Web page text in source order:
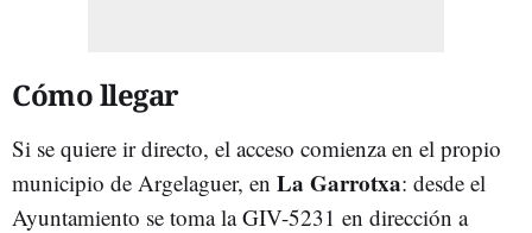
Cómo llegar
Si se quiere ir directo, el acceso comienza en el propio
municipio de Argelaguer, en La Garrotxa: desde el
Ayuntamiento se toma la GIV-5231 en dirección a